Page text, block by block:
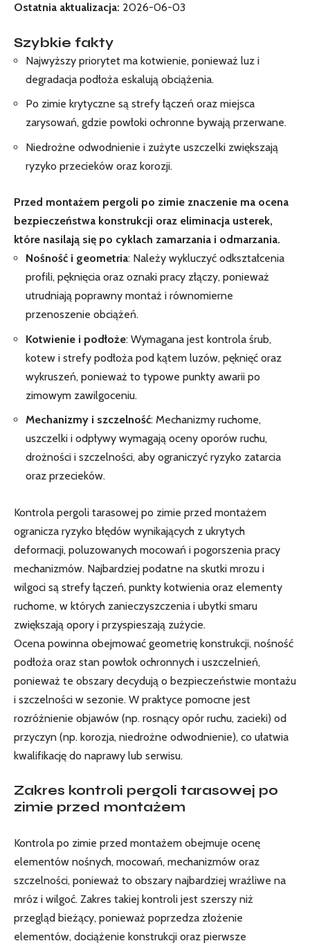
Ostatnia aktualizacja: 2026-06-03
Szybkie fakty
Najwyższy priorytet ma kotwienie, ponieważ luz i
degradacja podłoża eskalują obciążenia.
Po zimie krytyczne są strefy łączeń oraz miejsca
zarysowań, gdzie powłoki ochronne bywają przerwane.
Niedrożne odwodnienie i zużyte uszczelki zwiększają
ryzyko przecieków oraz korozji.
Przed montażem pergoli po zimie znaczenie ma ocena
bezpieczeństwa konstrukcji oraz eliminacja usterek,
które nasilają się po cyklach zamarzania i odmarzania.
Nośność i geometria: Należy wykluczyć odkształcenia
profili, pęknięcia oraz oznaki pracy złączy, ponieważ
utrudniają poprawny montaż i równomierne
przenoszenie obciążeń.
Kotwienie i podłoże: Wymagana jest kontrola śrub,
kotew i strefy podłoża pod kątem luzów, pęknięć oraz
wykruszeń, ponieważ to typowe punkty awarii po
zimowym zawilgoceniu.
Mechanizmy i szczelność: Mechanizmy ruchome,
uszczelki i odpływy wymagają oceny oporów ruchu,
drożności i szczelności, aby ograniczyć ryzyko zatarcia
oraz przecieków.
Kontrola pergoli tarasowej po zimie przed montażem
ogranicza ryzyko błędów wynikających z ukrytych
deformacji, poluzowanych mocowań i pogorszenia pracy
mechanizmów. Najbardziej podatne na skutki mrozu i
wilgoci są strefy łączeń, punkty kotwienia oraz elementy
ruchome, w których zanieczyszczenia i ubytki smaru
zwiększają opory i przyspieszają zużycie.
Ocena powinna obejmować geometrię konstrukcji, nośność
podłoża oraz stan powłok ochronnych i uszczelnień,
ponieważ te obszary decydują o bezpieczeństwie montażu
i szczelności w sezonie. W praktyce pomocne jest
rozróżnienie objawów (np. rosnący opór ruchu, zacieki) od
przyczyn (np. korozja, niedrożne odwodnienie), co ułatwia
kwalifikację do naprawy lub serwisu.
Zakres kontroli pergoli tarasowej po
zimie przed montażem
Kontrola po zimie przed montażem obejmuje ocenę
elementów nośnych, mocowań, mechanizmów oraz
szczelności, ponieważ to obszary najbardziej wrażliwe na
mróz i wilgoć. Zakres takiej kontroli jest szerszy niż
przegląd bieżący, ponieważ poprzedza złożenie
elementów, dociążenie konstrukcji oraz pierwsze